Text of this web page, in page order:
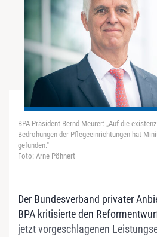
BPA-Präsident Bernd Meurer: „Auf die
Bedrohungen der Pflegeeinrichtungen hat
gefunden."
Foto: Arne Pöhnert
Der Bundesverband privater
BPA kritisierte den
jetzt vorgeschlagenen